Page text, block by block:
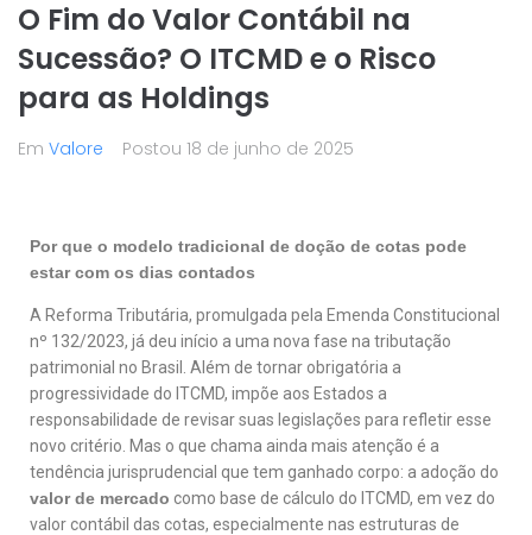
O Fim do Valor Contábil na
Sucessão? O ITCMD e o Risco
para as Holdings
Em Valore Postou 18 de junho de 2025
Por que o modelo tradicional de doção de cotas pode
estar com os dias contados
A Reforma Tributária, promulgada pela Emenda Constitucional
nº 132/2023, já deu início a uma nova fase na tributação
patrimonial no Brasil. Além de tornar obrigatória a
progressividade do ITCMD, impõe aos Estados a
responsabilidade de revisar suas legislações para refletir esse
novo critério. Mas o que chama ainda mais atenção é a
tendência jurisprudencial que tem ganhado corpo: a adoção do
valor de mercado como base de cálculo do ITCMD, em vez do
valor contábil das cotas, especialmente nas estruturas de